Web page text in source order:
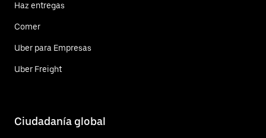
Haz entregas
Comer
Uber para Empresas
Uber Freight
Ciudadanía global